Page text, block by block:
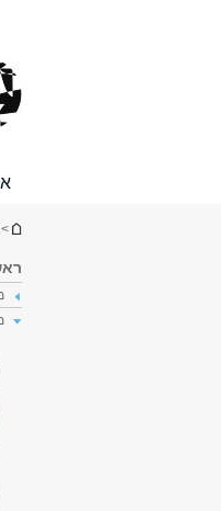
>